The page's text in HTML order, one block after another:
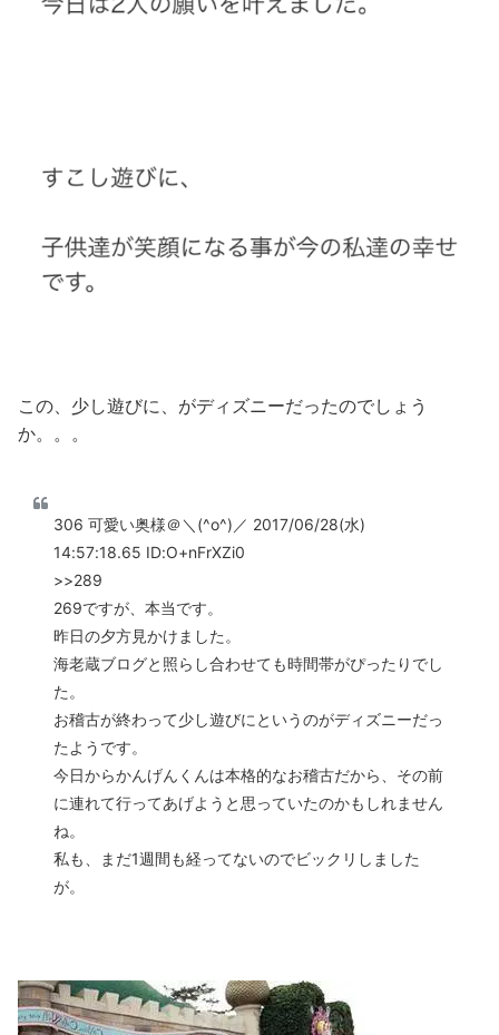
この、少し遊びに、がディズニーだったのでしょう
か。。。
306 可愛い奥様＠＼(^o^)／ 2017/06/28(水)
14:57:18.65 ID:O+nFrXZi0
>>289
269ですが、本当です。
昨日の夕方見かけました。
海老蔵ブログと照らし合わせても時間帯がぴったりでし
た。
お稽古が終わって少し遊びにというのがディズニーだっ
たようです。
今日からかんげんくんは本格的なお稽古だから、その前
に連れて行ってあげようと思っていたのかもしれません
ね。
私も、まだ1週間も経ってないのでビックリしました
が。